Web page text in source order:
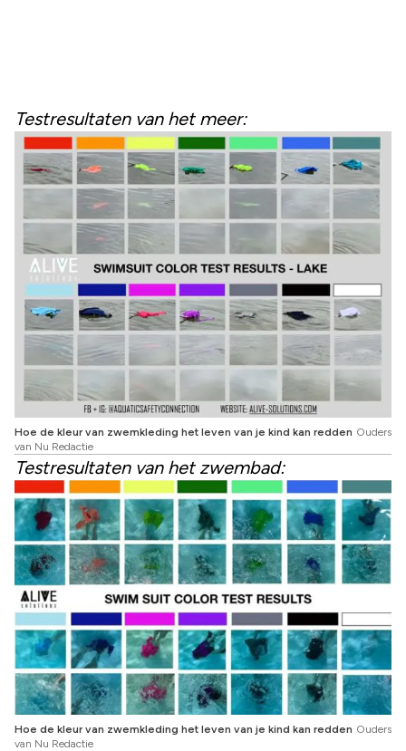
Testresultaten van het meer:
Hoe de kleur van zwemkleding het leven van je kind kan redden Ouders
van Nu Redactie
Testresultaten van het zwembad:
Hoe de kleur van zwemkleding het leven van je kind kan redden Ouders
van Nu Redactie